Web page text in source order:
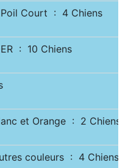
Poil Court : 4 Chiens
: 10 Chiens
et Orange : 2 Chiens
couleurs : 4 Chiens